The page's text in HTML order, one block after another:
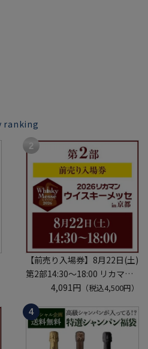
ranking
【前売り入場券】8月22日(土)
第2部14:30～18:00 リカマン
ウイスキーメッセ in京都
2026 1枚
入場券となるeチケットは【8
月中旬】にメールにて配信予
4,091円 （税込4,500円）